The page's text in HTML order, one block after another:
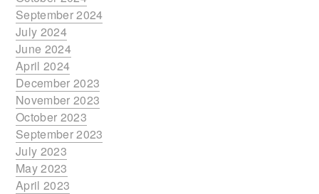
September 2024
July 2024
June 2024
April 2024
December 2023
November 2023
October 2023
September 2023
July 2023
May 2023
April 2023